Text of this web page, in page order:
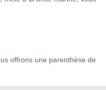
offrons une parenthèse de